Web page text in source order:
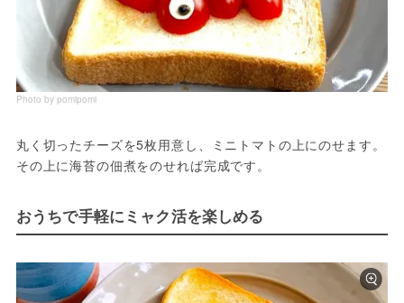
Photo by pomipomi
丸く切ったチーズを5枚用意し、ミニトマトの上にのせます。
その上に海苔の佃煮をのせれば完成です。
おうちで手軽にミャク活を楽しめる